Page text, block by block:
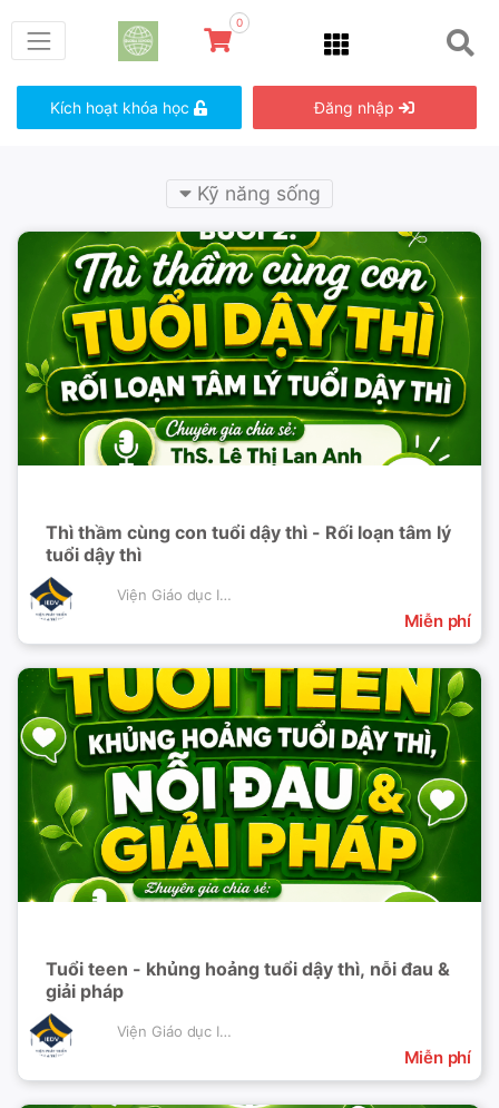
0
Kích hoạt khóa học Đăng nhập
Kỹ năng sống
Thì thầm cùng con tuổi dậy thì - Rối loạn tâm lý
tuổi dậy thì
Viện Giáo dục IEDV
Miễn phí
Tuổi teen - khủng hoảng tuổi dậy thì, nỗi đau &
giải pháp
Viện Giáo dục IEDV
Miễn phí